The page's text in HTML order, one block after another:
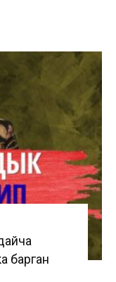
барган